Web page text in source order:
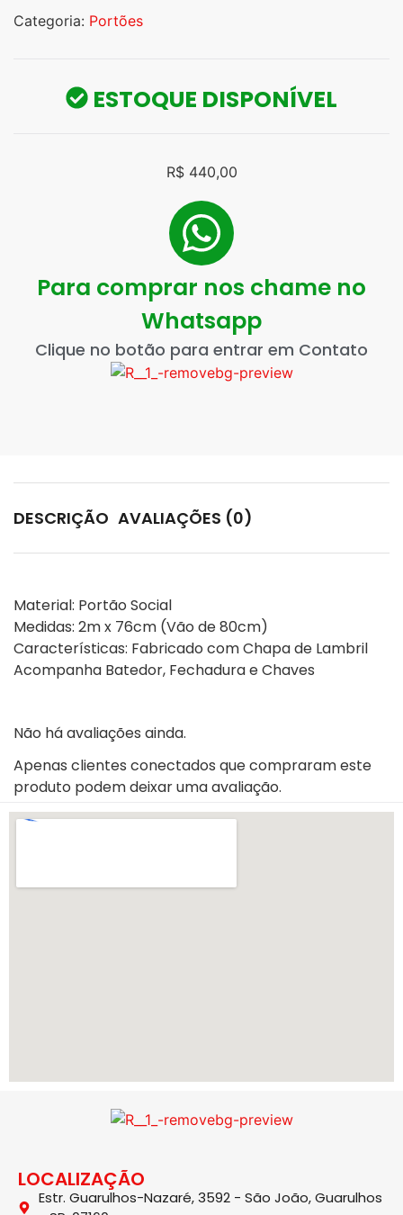
Categoria: Portões
ESTOQUE DISPONÍVEL
R$440,00
Para comprar nos chame no
Whatsapp
Clique no botão para entrar em Contato
DESCRIÇÃO AVALIAÇÕES (0)
Material: Portão Social
Medidas: 2m x 76cm (Vão de 80cm)
Características: Fabricado com Chapa de Lambril
Acompanha Batedor, Fechadura e Chaves
Não há avaliações ainda.
Apenas clientes conectados que compraram este
produto podem deixar uma avaliação.
LOCALIZAÇÃO
Estr. Guarulhos-Nazaré, 3592 - São João, Guarulhos